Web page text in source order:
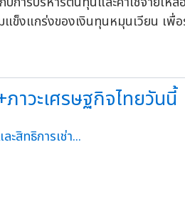
ข็งแกร่งของเงินทุนหมุนเวียน เพื่
าวะเศรษฐกิจไทยวันนี้